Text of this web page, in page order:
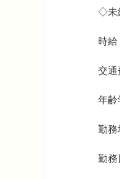
◇未
時給
交通
年齢
勤務
勤務